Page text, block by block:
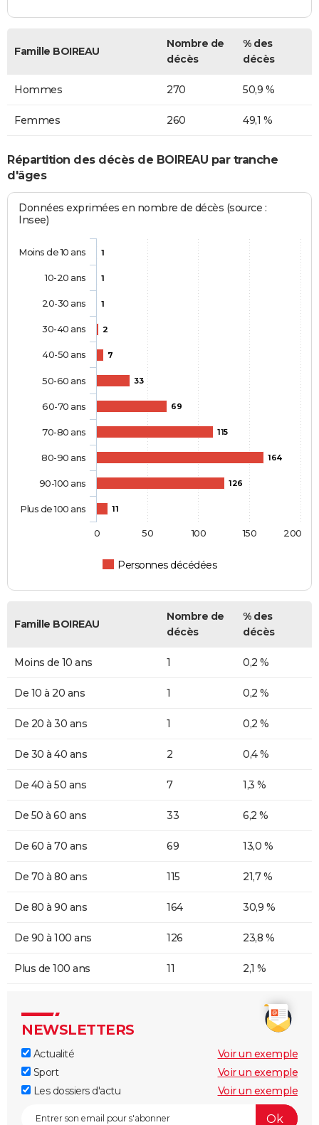
Famille BOIREAU
Nombre de
décès
% des
décès
Hommes 270 50,9 %
Femmes 260 49,1 %
Répartition des décès de BOIREAU par tranche
d'âges
Données exprimées en nombre de décès (source :
Insee)
1
1
1
2
7
33
69
115
164
126
11
Personnes décédées
Moins de 10 ans
10-20 ans
20-30 ans
30-40 ans
40-50 ans
50-60 ans
60-70 ans
70-80 ans
80-90 ans
90-100 ans
Plus de 100 ans
0 50 100 150 200
Famille BOIREAU
Nombre de
décès
% des
décès
Moins de 10 ans 1 0,2 %
De 10 à 20 ans 1 0,2 %
De 20 à 30 ans 1 0,2 %
De 30 à 40 ans 2 0,4 %
De 40 à 50 ans 7 1,3 %
De 50 à 60 ans 33 6,2 %
De 60 à 70 ans 69 13,0 %
De 70 à 80 ans 115 21,7 %
De 80 à 90 ans 164 30,9 %
De 90 à 100 ans 126 23,8 %
Plus de 100 ans 11 2,1 %
NEWSLETTERS
Actualité
Voir un exemple
Sport
Voir un exemple
Les dossiers d'actu
Voir un exemple